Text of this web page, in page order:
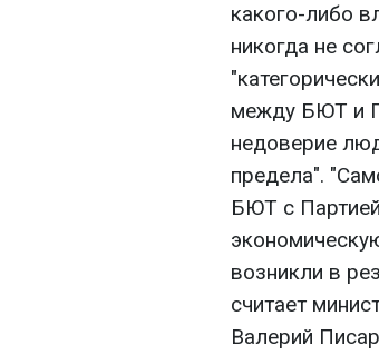
какого-либо
никогда не
между БЮТ и
недоверие
предела".
БЮТ с
возникли в
считает
Валерий